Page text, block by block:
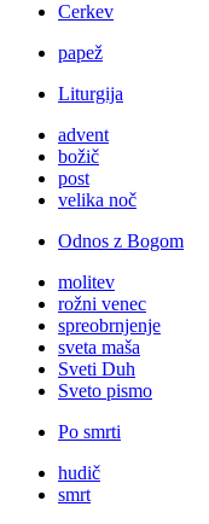
Cerkev
papež
Liturgija
advent
božič
post
velika noč
Odnos z Bogom
molitev
rožni venec
spreobrnjenje
sveta maša
Sveti Duh
Sveto pismo
Po smrti
hudič
smrt